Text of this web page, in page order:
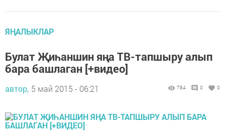
ЯҢАЛЫКЛАР
Булат Җиһаншин яңа ТВ-тапшыру алып
бара башлаган [+видео]
автор, 5 май 2015 - 06:21 784 0 0